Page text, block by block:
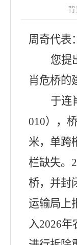
背
周奇代表：
您提
肖危桥的
于连
010），
米，单跨
栏缺失。
桥，并封
运输局上
入2026年